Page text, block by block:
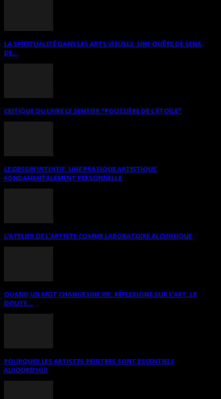
LA SPIRITUALITÉ DANS LES ARTS VISUELS: UNE QUÊTE DE SENS,
DE...
CRITIQUE DU LIVRE LE SENTIER *POUSSIÈRE DE L’ÉTOILE*
LE DESSIN INTUITIF. UNE PRATIQUE ARTISTIQUE
FONDAMENTALEMENT PERSONNELLE
L’ATELIER DE L’ARTISTE COMME LABORATOIRE ALCHIMIQUE
QUAND UN MOT CHANGE UNE VIE: RÉFLEXIONS SUR L’ART, LE
DOUTE...
POURQUOI LES ARTISTES PEINTRES SONT ESSENTIELS
AUJOURD’HUI